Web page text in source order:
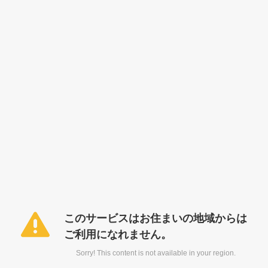
このサービスはお住まいの地域からは
ご利用になれません。
Sorry! This content is not available in your region.